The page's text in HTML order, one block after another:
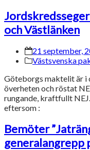
och Västlänken
21 september,
Västsvenska
Göteborgs maktelit är i
överheten och röstat
rungande, kraftfullt
eftersom :
Bemöter
generalangrepp